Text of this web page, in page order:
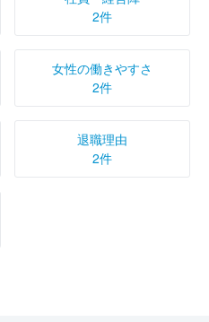
2件
女性の働きやすさ
2件
退職理由
2件